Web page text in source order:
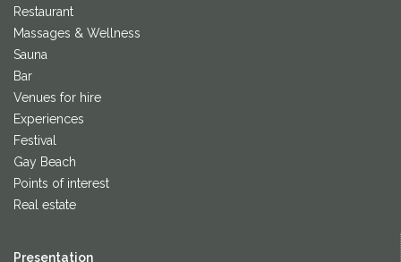
Restaurant
Massages & Wellness
Sauna
Bar
Venues for hire
Experiences
Festival
Gay Beach
Points of interest
Real estate
Presentation